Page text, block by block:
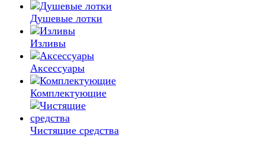
Душевые лотки
Изливы
Аксессуары
Комплектующие
Чистящие средства